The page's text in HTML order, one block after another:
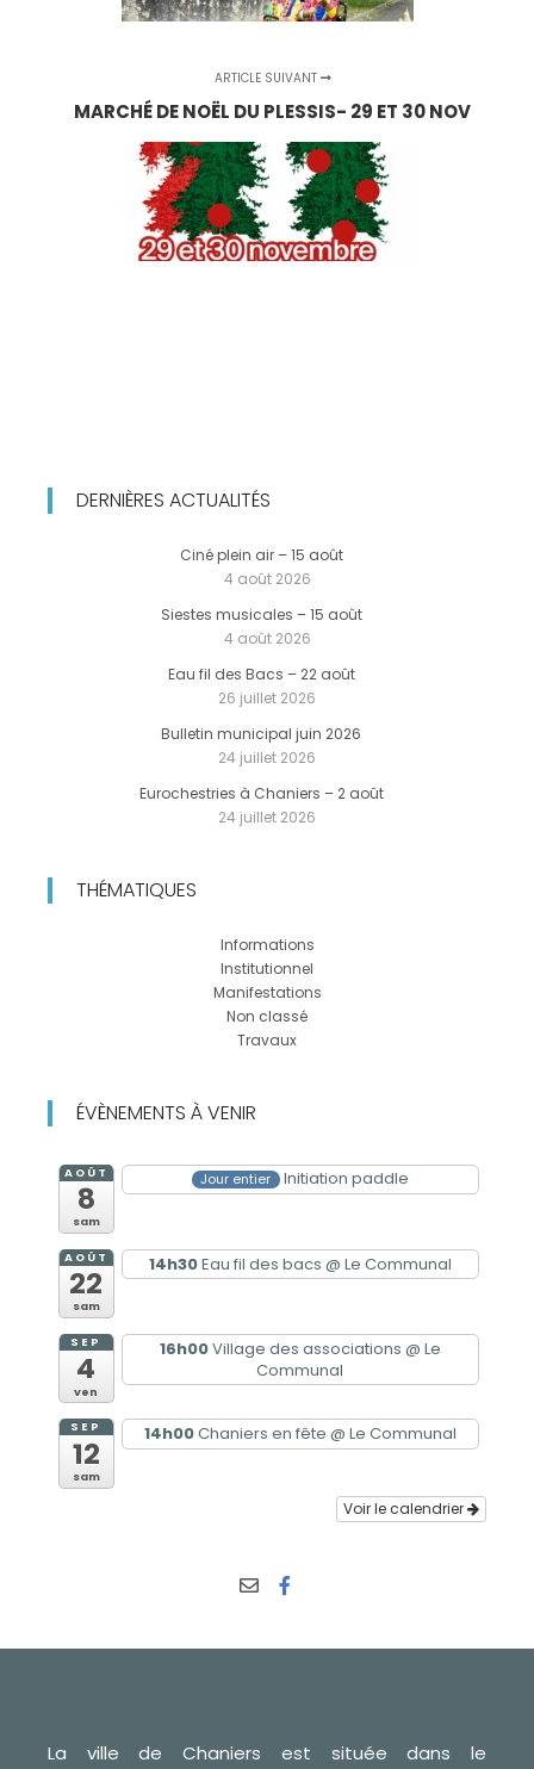
ARTICLE SUIVANT
MARCHÉ DE NOËL DU PLESSIS- 29 ET 30 NOV
DERNIÈRES ACTUALITÉS
Ciné plein air – 15 août
4 août 2026
Siestes musicales – 15 août
4 août 2026
Eau fil des Bacs – 22 août
26 juillet 2026
Bulletin municipal juin 2026
24 juillet 2026
Eurochestries à Chaniers – 2 août
24 juillet 2026
THÉMATIQUES
Informations
Institutionnel
Manifestations
Non classé
Travaux
ÉVÈNEMENTS À VENIR
AOÛT
8
sam
Jour entier Initiation paddle
AOÛT
22
sam
14h30Eau fil des bacs @ Le Communal
SEP
4
ven
16h00Village des associations @ Le
Communal
SEP
12
sam
14h00Chaniers en fête @ Le Communal
Voir le calendrier
La ville de Chaniers est située dans le